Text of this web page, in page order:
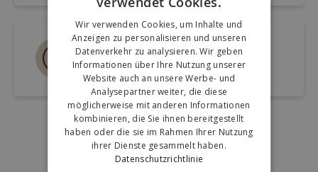
Rufen Sie uns an 0180-
660999
Sprechen Sie mit einem Mitarbeiter
Wir verwenden Cookies, um Inhalte und
Anzeigen zu personalisieren und unseren
Datenverkehr zu analysieren. Wir geben
Informationen über Ihre Nutzung unserer
Website auch an unsere Werbe- und
Analysepartner weiter, die diese
möglicherweise mit anderen Informationen
kombinieren, die Sie ihnen bereitgestellt
haben oder die sie im Rahmen Ihrer Nutzung
ihrer Dienste gesammelt haben.
Datenschutzrichtlinie